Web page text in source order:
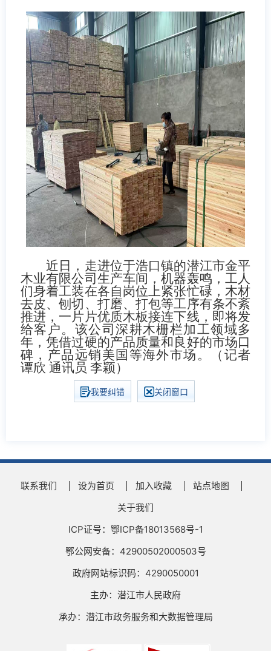
近日，走进位于浩口镇的潜江市金平
木业有限公司生产车间，机器轰鸣，工人
们身着工装在各自岗位上紧张忙碌，木材
去皮、刨切、打磨、打包等工序有条不紊
推进，一片片优质木板接连下线，即将发
给客户。该公司深耕木栅栏加工领域多
年，凭借过硬的产品质量和良好的市场口
碑，产品远销美国等海外市场。（记者
谭欣 通讯员 李颖）
我要纠错 关闭窗口
联系我们 设为首页 加入收藏
站点地图
关于我们
ICP证号：鄂ICP备18013568号-1
鄂公网安备：42900502000503号
政府网站标识码：4290050001
主办：潜江市人民政府
承办：潜江市政务服务和大数据管理局